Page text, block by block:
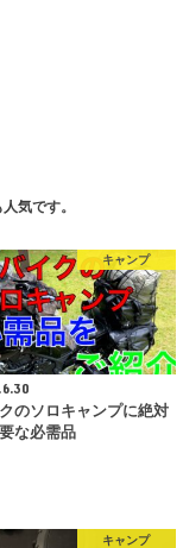
気です。
キャンプ
のソロキャンプに絶対
な必需品
キャンプ